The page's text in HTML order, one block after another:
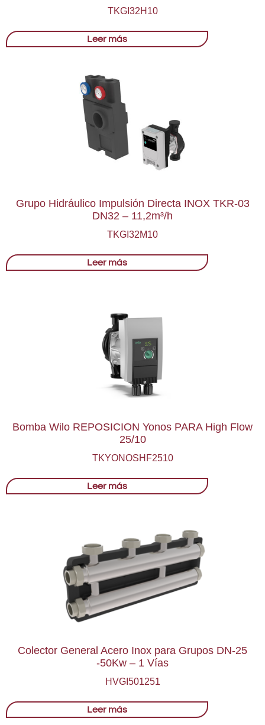
TKGI32H10
Leer más
Grupo Hidráulico Impulsión Directa INOX TKR-03
DN32 – 11,2m³/h
TKGI32M10
Leer más
Bomba Wilo REPOSICION Yonos PARA High Flow
25/10
TKYONOSHF2510
Leer más
Colector General Acero Inox para Grupos DN-25
-50Kw – 1 Vías
HVGI501251
Leer más